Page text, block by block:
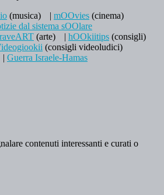
(musica) | mOOvies (cinema)
dal sistema sOOlare
(arte) | hOOkiitips (consigli)
(consigli videoludici)
| Guerra Israele-Hamas
contenuti interessanti e curati o